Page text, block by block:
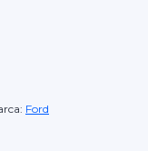
Ford